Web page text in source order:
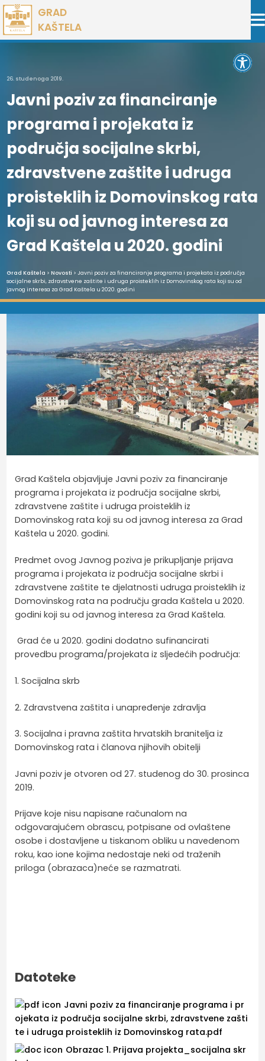
Preskoči
na
sadržaj
GRAD
KAŠTELA
26. studenoga 2019.
Javni poziv za financiranje
programa i projekata iz
područja socijalne skrbi,
zdravstvene zaštite i udruga
proisteklih iz Domovinskog rata
koji su od javnog interesa za
Grad Kaštela u 2020. godini
Grad Kaštela > Novosti > Javni poziv za financiranje programa i projekata iz područja
socijalne skrbi, zdravstvene zaštite i udruga proisteklih iz Domovinskog rata koji su od
javnog interesa za Grad Kaštela u 2020. godini
Grad Kaštela objavljuje Javni poziv za financiranje
programa i projekata iz područja socijalne skrbi,
zdravstvene zaštite i udruga proisteklih iz
Domovinskog rata koji su od javnog interesa za Grad
Kaštela u 2020. godini.
Predmet ovog Javnog poziva je prikupljanje prijava
programa i projekata iz područja socijalne skrbi i
zdravstvene zaštite te djelatnosti udruga proisteklih iz
Domovinskog rata na području grada Kaštela u 2020.
godini koji su od javnog interesa za Grad Kaštela.
Grad će u 2020. godini dodatno sufinancirati
provedbu programa/projekata iz sljedećih područja:
1. Socijalna skrb
2. Zdravstvena zaštita i unapređenje zdravlja
3. Socijalna i pravna zaštita hrvatskih branitelja iz
Domovinskog rata i članova njihovih obitelji
Javni poziv je otvoren od 27. studenog do 30. prosinca
2019.
Prijave koje nisu napisane računalom na
odgovarajućem obrascu, potpisane od ovlaštene
osobe i dostavljene u tiskanom obliku u navedenom
roku, kao ione kojima nedostaje neki od traženih
priloga (obrazaca)neće se razmatrati.
Datoteke
Javni poziv za financiranje programa i pr
ojekata iz područja socijalne skrbi, zdravstvene zašti
te i udruga proisteklih iz Domovinskog rata.pdf
Obrazac 1. Prijava projekta_socijalna skr